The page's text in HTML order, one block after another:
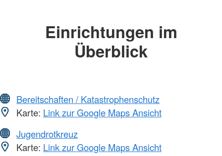
Einrichtungen im
Überblick
Bereitschaften / Katastrophenschutz
Karte: Link zur Google Maps Ansicht
Jugendrotkreuz
Karte: Link zur Google Maps Ansicht